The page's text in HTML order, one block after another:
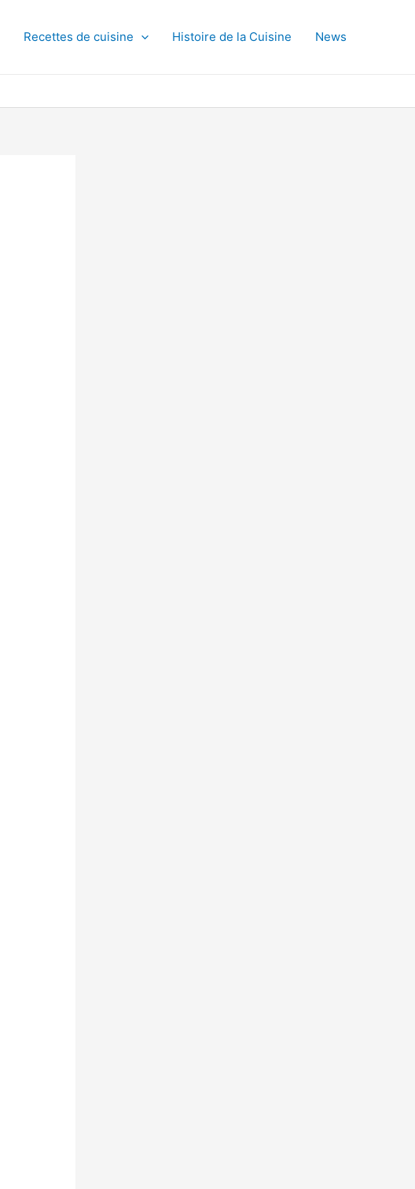
Recettes de cuisine Histoire de la Cuisine News